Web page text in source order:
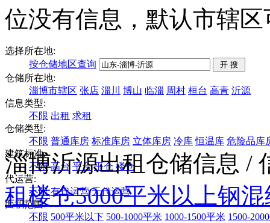
位没有信息，默认市辖
选择所在地:
按仓储地区查询
仓储所在地:
淄博市辖区 张店 淄川 博山 临淄 周村 桓台 高青 沂源
信息类型:
不限 出租 求租
仓储类型:
不限 普通库房 标准库房 立体库房 冷库 恒温库 危险品库
建筑标准:
不限 高台 平台 平仓 楼仓
代运营:
不限 有代运营 无代运营
面积范围:
不限 500平米以下 500-1000平米 1000-1500平米 1500-
淄博沂源出租仓储信息 /
租楼仓5000平米以上钢